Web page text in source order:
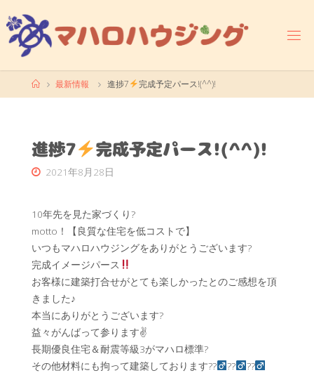
ン
テ
ホ
ー
最新情報 進捗7 完成予定パース!(^^)!
進捗7 完成予定パース!(^^)!
2021年8月28日
10年先を見た家づくり?
motto！【良質な住宅を低コストで】
いつもマハロハウジングをありがとうございます?
完成イメージパース
お客様に建築打合せがとても楽しかったとのご感想を頂
きました♪
本当にありがとうございます?
益々がんばって参ります✌️
長期優良住宅＆耐震等級3がマハロ標準?
その他材料にも拘って建築しております??‍
??‍ ??‍